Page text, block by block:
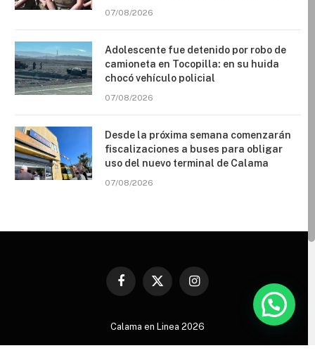
07/08/2026
Adolescente fue detenido por robo de
camioneta en Tocopilla: en su huida
chocó vehículo policial
07/08/2026
Desde la próxima semana comenzarán
fiscalizaciones a buses para obligar
uso del nuevo terminal de Calama
07/08/2026
Facebook
X
Instagram
Calama en Linea 2026